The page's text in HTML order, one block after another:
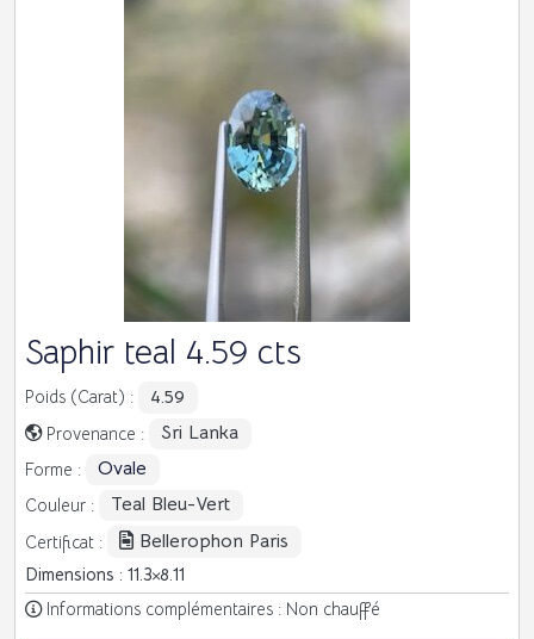
Saphir teal 4.59 cts
Poids (Carat) : 4.59
Provenance : Sri Lanka
Forme : Ovale
Couleur : Teal Bleu-Vert
Certificat : Bellerophon Paris
Dimensions : 11.3 8.11
Informations complémentaires : Non chauffé